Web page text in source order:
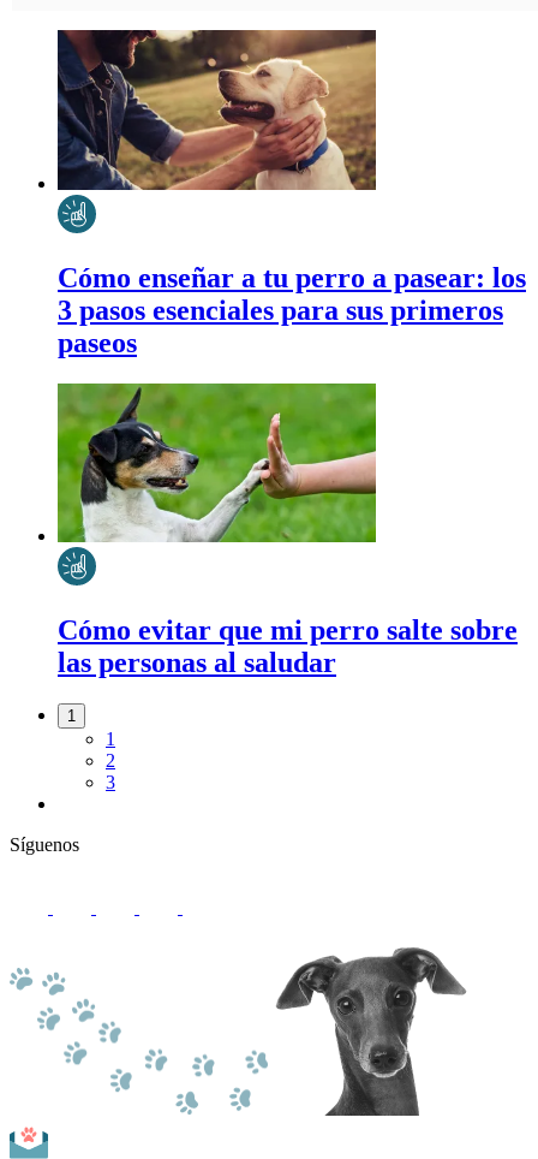
Cómo enseñar a tu perro a pasear: los
3 pasos esenciales para sus primeros
paseos
Cómo evitar que mi perro salte sobre
las personas al saludar
1
1
2
3
Síguenos